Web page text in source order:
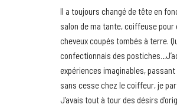
Il a toujours changé de tête en
salon de ma tante, coiffeuse
cheveux coupés tombés à terre.
confectionnais des
expériences imaginables, passant
sans cesse chez le coiffeur, je
J’avais tout à tour des désirs